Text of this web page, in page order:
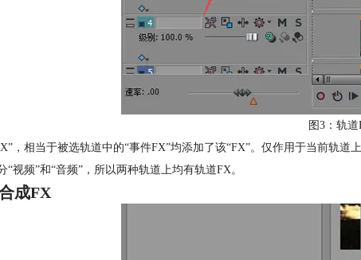
图3：轨道
，相当于被选轨道中的“事件FX”均添加了该“FX”。仅作用于当前轨
“视频”和“音频”，所以两种轨道上均有轨道FX。
成FX